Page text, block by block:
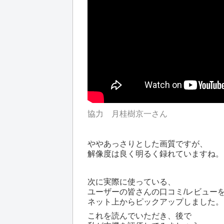
協力 月桂樹京一さん
ややあっさりとした画質ですが、
解像度は良く明るく録れていますね。
次に実際に使っている、
ユーザーの皆さんの口コミ/レビュー
ネット上からピックアップしました。
これを読んでいただき、後で